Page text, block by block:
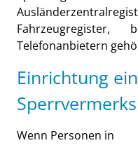
Fahrzeugregister,
Telefonanbietern
Einrichtung
Sperrvermerks
Wenn Personen in